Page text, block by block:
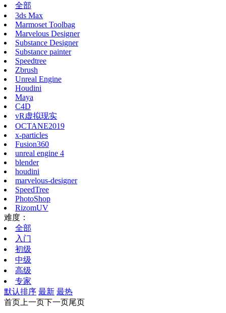
全部
3ds Max
Marmoset Toolbag
Marvelous Designer
Substance Designer
Substance painter
Speedtree
Zbrush
Unreal Engine
Houdini
Maya
C4D
vR虚拟现实
OCTANE2019
x-particles
Fusion360
unreal engine 4
blender
houdini
marvelous-designer
SpeedTree
PhotoShop
RizomUV
难度：
全部
入门
初级
中级
高级
专家
默认排序 最新 最热
首页 上一页下一页尾页